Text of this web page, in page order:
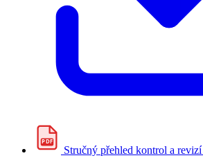
PDF
Stručný přehled kontrol a revizí